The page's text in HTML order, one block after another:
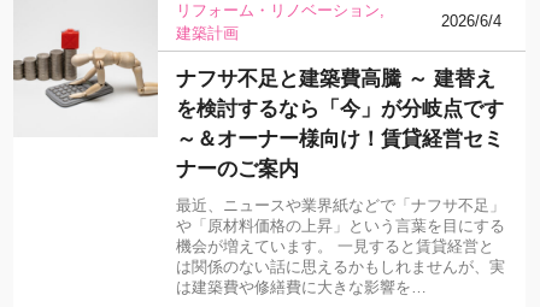
リフォーム・リノベーション
建築計画
2026/6/4
ナフサ不足と建築費高騰 ～ 建替え
を検討するなら「今」が分岐点です
～＆オーナー様向け！賃貸経営セミ
ナーのご案内
最近、ニュースや業界紙などで「ナフサ不足」
や「原材料価格の上昇」という言葉を目にする
機会が増えています。 一見すると賃貸経営と
は関係のない話に思えるかもしれませんが、実
は建築費や修繕費に大きな影響を…